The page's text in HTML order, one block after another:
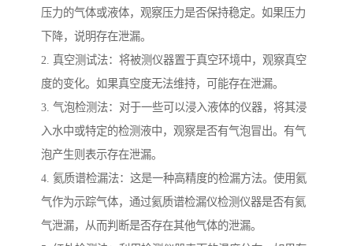
压力的气体或液体，观察压力是否保持稳定。如果压力
下降，说明存在泄漏。
2. 真空测试法：将被测仪器置于真空环境中，观察真空
度的变化。如果真空度无法维持，可能存在泄漏。
3. 气泡检测法：对于一些可以浸入液体的仪器，将其浸
入水中或特定的检测液中，观察是否有气泡冒出。有气
泡产生则表示存在泄漏。
4. 氦质谱检漏法：这是一种高精度的检漏方法。使用氦
气作为示踪气体，通过氦质谱检漏仪检测仪器是否有氦
气泄漏，从而判断是否存在其他气体的泄漏。